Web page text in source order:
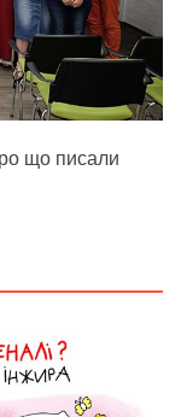
що писали